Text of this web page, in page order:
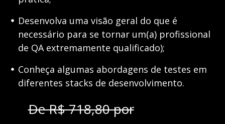
Desenvolva uma visão geral do que é
necessário para se tornar um(a) profissional
de QA extremamente qualificado);
Conheça algumas abordagens de testes em
diferentes stacks de desenvolvimento.
De R$ 718,80 por